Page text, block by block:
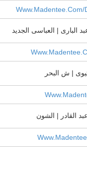
البارى | العباسى الجديد
| ش البحر
القادر | الشون